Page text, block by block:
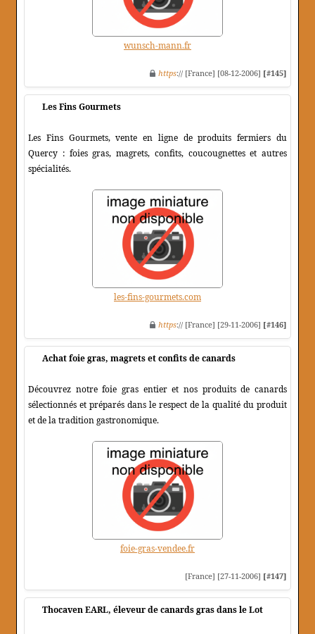
wunsch-mann.fr
https:// [France] [08-12-2006] [#145]
Les Fins Gourmets
Les Fins Gourmets, vente en ligne de produits fermiers du
Quercy : foies gras, magrets, confits, coucougnettes et autres
spécialités.
les-fins-gourmets.com
https:// [France] [29-11-2006] [#146]
Achat foie gras, magrets et confits de canards
Découvrez notre foie gras entier et nos produits de canards
sélectionnés et préparés dans le respect de la qualité du produit
et de la tradition gastronomique.
foie-gras-vendee.fr
[France] [27-11-2006] [#147]
Thocaven EARL, éleveur de canards gras dans le Lot